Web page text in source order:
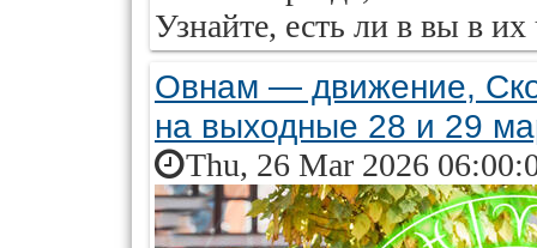
Узнайте, есть ли в вы в их
Овнам — движение,
на выходные 28 и 29
Thu, 26 Mar 2026